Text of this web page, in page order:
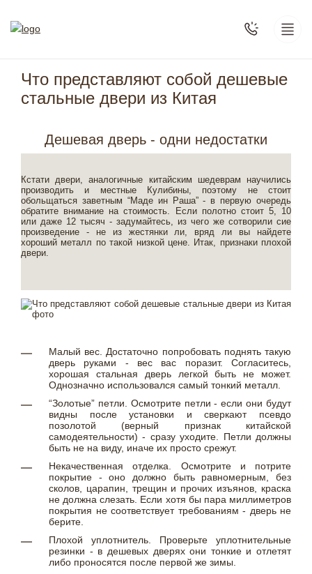
Что представляют собой дешевые
стальные двери из Китая
Дешевая дверь - одни недостатки
Кстати двери, аналогичные китайским шедеврам научились
производить и местные Кулибины, поэтому не стоит
обольщаться заветным “Маде ин Раша” - в первую очередь
обратите внимание на стоимость. Если полотно стоит 5, 10
или даже 12 тысяч - задумайтесь, из чего же сотворили сие
произведение - не из жестянки ли, вряд ли вы найдете
хороший металл по такой низкой цене. Итак, признаки плохой
двери.
Малый вес. Достаточно попробовать поднять такую
дверь руками - вес вас поразит. Согласитесь,
хорошая стальная дверь легкой быть не может.
Однозначно использовался самый тонкий металл.
“Золотые” петли. Осмотрите петли - если они будут
видны после установки и сверкают псевдо
позолотой (верный признак китайской
самодеятельности) - сразу уходите. Петли должны
быть не на виду, иначе их просто срежут.
Некачественная отделка. Осмотрите и потрите
покрытие - оно должно быть равномерным, без
сколов, царапин, трещин и прочих изъянов, краска
не должна слезать. Если хотя бы пара миллиметров
покрытия не соответствует требованиям - дверь не
берите.
Плохой уплотнитель. Проверьте уплотнительные
резинки - в дешевых дверях они тонкие и отлетят
либо проносятся после первой же зимы.